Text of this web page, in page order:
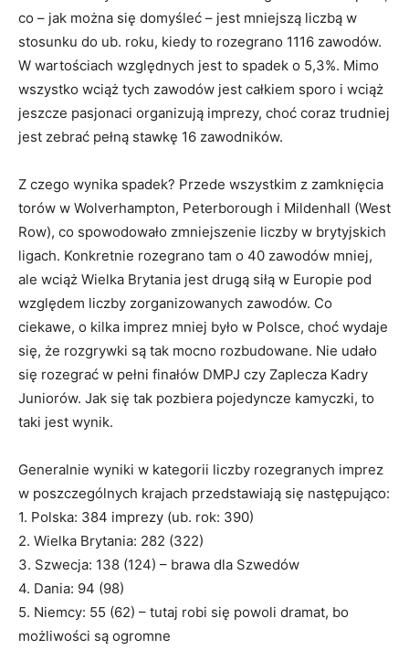
co – jak można się domyśleć – jest mniejszą liczbą w
stosunku do ub. roku, kiedy to rozegrano 1116 zawodów.
W wartościach względnych jest to spadek o 5,3%. Mimo
wszystko wciąż tych zawodów jest całkiem sporo i wciąż
jeszcze pasjonaci organizują imprezy, choć coraz trudniej
jest zebrać pełną stawkę 16 zawodników.
Z czego wynika spadek? Przede wszystkim z zamknięcia
torów w Wolverhampton, Peterborough i Mildenhall (West
Row), co spowodowało zmniejszenie liczby w brytyjskich
ligach. Konkretnie rozegrano tam o 40 zawodów mniej,
ale wciąż Wielka Brytania jest drugą siłą w Europie pod
względem liczby zorganizowanych zawodów. Co
ciekawe, o kilka imprez mniej było w Polsce, choć wydaje
się, że rozgrywki są tak mocno rozbudowane. Nie udało
się rozegrać w pełni finałów DMPJ czy Zaplecza Kadry
Juniorów. Jak się tak pozbiera pojedyncze kamyczki, to
taki jest wynik.
Generalnie wyniki w kategorii liczby rozegranych imprez
w poszczególnych krajach przedstawiają się następująco:
1. Polska: 384 imprezy (ub. rok: 390)
2. Wielka Brytania: 282 (322)
3. Szwecja: 138 (124) – brawa dla Szwedów
4. Dania: 94 (98)
5. Niemcy: 55 (62) – tutaj robi się powoli dramat, bo
możliwości są ogromne